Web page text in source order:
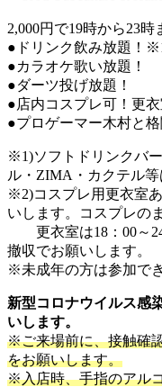
2,000円で19時から23
●ドリンク飲み放題！
●カラオケ歌い放題！
●ダーツ投げ放題！
●店内コスプレ可！更
●プロゲーマー木村と格
※1)ソフトドリンクバ
ル・ZIMA・カクテル等
※2)コスプレ用更衣室
いします。コスプレの
更衣室は18：00～24
撤収でお願いします。
※未成年の方は参加で
新型コロナウイルス感
いします。
※ご来場前に、接触確
をお願いします。
※入店時、手指のアル